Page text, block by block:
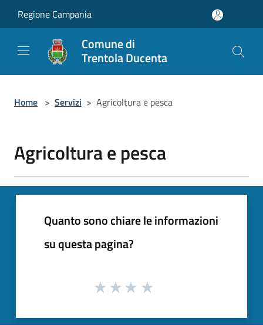
Regione Campania
Comune di
Trentola Ducenta
Home > Servizi > Agricoltura e pesca
Agricoltura e pesca
Quanto sono chiare le informazioni
su questa pagina?